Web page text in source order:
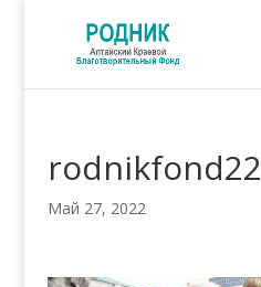
rodnikfond22
Май 27, 2022